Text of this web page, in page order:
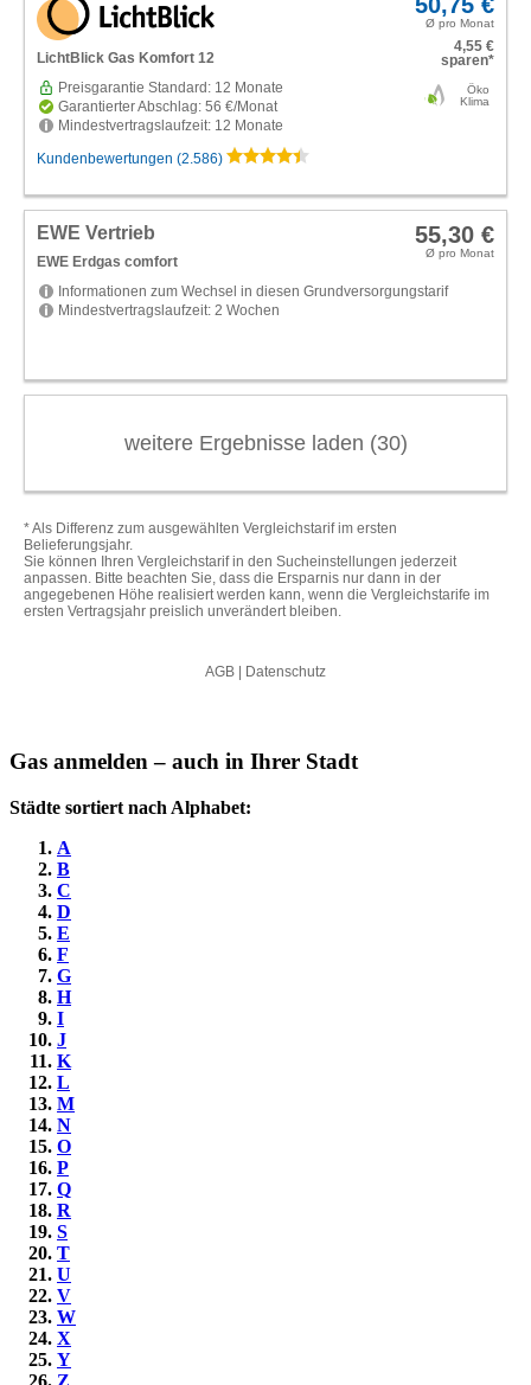
Gas anmelden – auch in Ihrer Stadt
Städte sortiert nach Alphabet:
A
B
C
D
E
F
G
H
I
J
K
L
M
N
O
P
Q
R
S
T
U
V
W
X
Y
Z